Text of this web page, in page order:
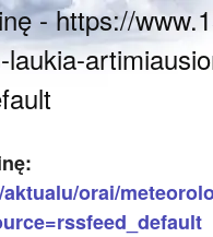
- https://
orai/